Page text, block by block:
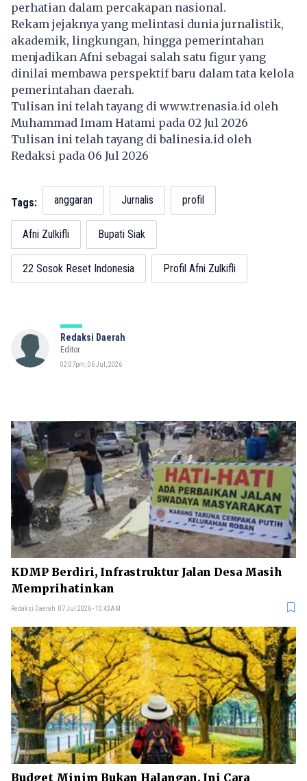
perhatian dalam percakapan nasional.
Rekam jejaknya yang melintasi dunia jurnalistik,
akademik, lingkungan, hingga pemerintahan
menjadikan Afni sebagai salah satu figur yang
dinilai membawa perspektif baru dalam tata kelola
pemerintahan daerah.
Tulisan ini telah tayang di www.trenasia.id oleh
Muhammad Imam Hatami pada 02 Jul 2026
Tulisan ini telah tayang dibalinesia.id oleh
Redaksi pada 06 Jul 2026
Tags: anggaran Jurnalis profil
Afni Zulkifli Bupati Siak
22 Sosok Reset Indonesia Profil Afni Zulkifli
Redaksi Daerah
Editor
02:07pm, 06 Jul, 2026
KDMP Berdiri, Infrastruktur Jalan Desa Masih
Memprihatinkan
Redaksi Daerah 07 Jul 2026 - 10:43AM
Budget Minim Bukan Halangan, Ini Cara